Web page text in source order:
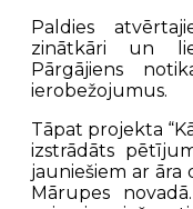
Paldies
zinātkāri un
Pārgājiens
ierobežojumus.
Tāpat projekta
izstrādāts
jauniešiem ar āra
Mārupes